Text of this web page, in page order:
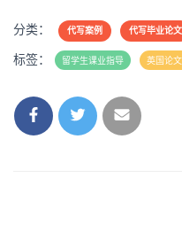
分类： 代写案例 代写毕业论文
标签： 留学生课业指导 英国论